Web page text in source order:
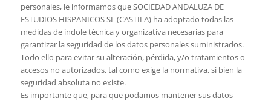
personales, le informamos que SOCIEDAD ANDALUZA DE
ESTUDIOS HISPANICOS SL (CASTILA) ha adoptado todas las
medidas de índole técnica y organizativa necesarias para
garantizar la seguridad de los datos personales suministrados.
Todo ello para evitar su alteración, pérdida, y/o tratamientos o
accesos no autorizados, tal como exige la normativa, si bien la
seguridad absoluta no existe.
Es importante que, para que podamos mantener sus datos